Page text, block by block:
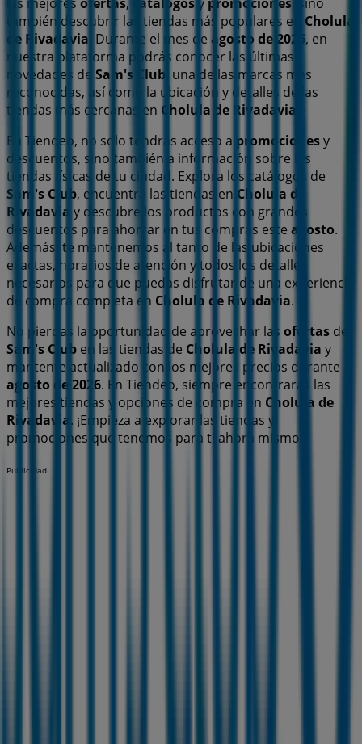
las mejores ofertas, catálogos y promociones , sino
también descubrir las tiendas más populares en Cholula
de Rivadavia . Durante el mes de agosto de 2026, en
nuestra plataforma podrás conocer las últimas
novedades de Sam's Club , una de las marcas más
reconocidas, así como la ubicación y detalles de las
tiendas más cercanas en Cholula de Rivadavia
En Tiendeo, no solo tendrás acceso a promocionesy
descuentos, sino también a información sobre las
tiendas físicas de tu ciudad. Explora los catálogos de
Sam's Club, encuentra las tiendas en Cholula de
Rivadavia y descubre los productos con grandes
descuentos para ahorrar en tus compras este agosto.
Además, te mantenemos al tanto de las ubicaciones
exactas, horarios de atención y todos los detalles
necesarios para que puedas disfrutar de una experiencia
de compra completa en Cholula de Rivadavia.
No pierdas la oportunidad de aprovechar las ofertas de
Sam's Club en las tiendas de Cholula de Rivadavia y
mantente actualizado con los mejores precios durante
agosto de 2026. En Tiendeo, siempre encontrarás las
mejores tiendas y opciones de compra en Cholula de
Rivadavia . ¡Empieza a explorar las tiendas y
promociones que tenemos para ti ahora mismo!
Publicidad